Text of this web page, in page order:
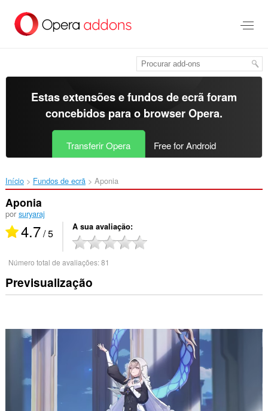
para
Estas extensões e fundos de ecrã foram
concebidos para o browser Opera.
Transferir Opera Free for Android
Início Fundos de ecrã Aponia‎
Aponia
por suryaraj
4.7/ 5 A sua avaliação
Número total de avaliações:81
Previsualização